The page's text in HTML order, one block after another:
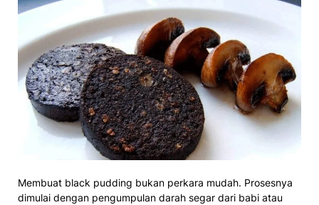
Membuat black pudding bukan perkara mudah. Prosesnya
dimulai dengan pengumpulan darah segar dari babi atau